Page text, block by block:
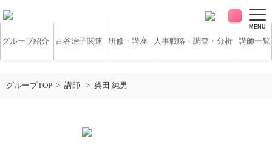
MENU
グループ紹介 古谷治子関連 研修・講座 人事戦略・調査・分析 講師一覧
アンケート・サーベイ
グループTOP 講師 柴田 純男